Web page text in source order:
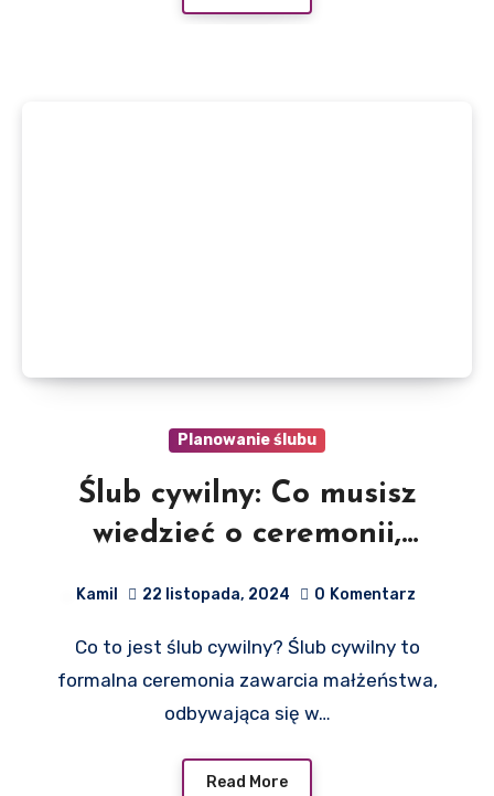
Planowanie ślubu
Ślub cywilny: Co musisz
wiedzieć o ceremonii,
Kamil 22 listopada, 2024 0 Komentarz
Co to jest ślub cywilny? Ślub cywilny to
formalna ceremonia zawarcia małżeństwa,
odbywająca się w…
Read More